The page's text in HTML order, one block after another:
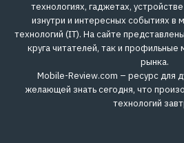
технологиях, гаджетах,
изнутри и интересных событиях
технологий (IT). На сайте
круга читателей, так и профильные
рынка.
Mobile-Review.com – ресурс для
желающей знать сегодня, что
технологий